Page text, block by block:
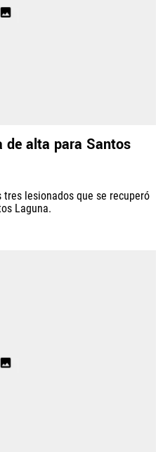
de alta para Santos
lesionados que se recuperó
Laguna.